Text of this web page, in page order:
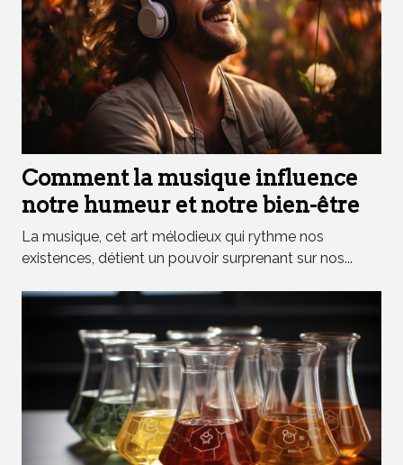
Comment la musique influence
notre humeur et notre bien-être
La musique, cet art mélodieux qui rythme nos
existences, détient un pouvoir surprenant sur nos...